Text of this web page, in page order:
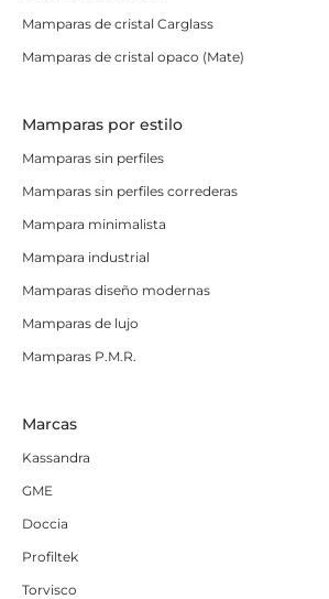
Mamparas de cristal Carglass
Mamparas de cristal opaco (Mate)
Mamparas por estilo
Mamparas sin perfiles
Mamparas sin perfiles correderas
Mampara minimalista
Mampara industrial
Mamparas diseño modernas
Mamparas de lujo
Mamparas P.M.R.
Marcas
Kassandra
GME
Doccia
Profiltek
Torvisco